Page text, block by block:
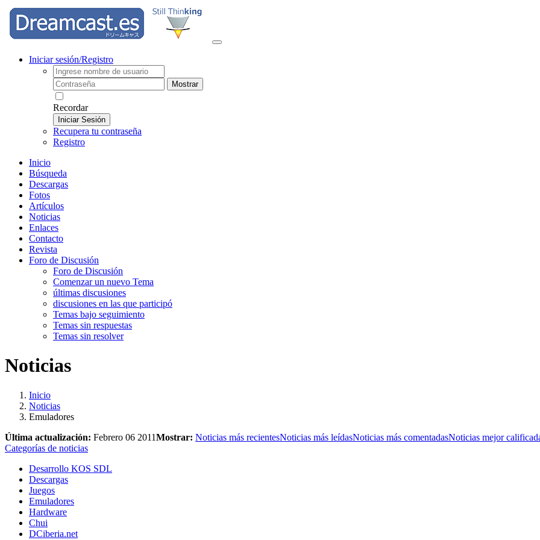
Iniciar sesión/Registro
Mostrar
Recordar
Iniciar Sesión
Recupera tu contraseña
Registro
Inicio
Búsqueda
Descargas
Fotos
Artículos
Noticias
Enlaces
Contacto
Revista
Foro de Discusión
Foro de Discusión
Comenzar un nuevo Tema
últimas discusiones
discusiones en las que participó
Temas bajo seguimiento
Temas sin respuestas
Temas sin resolver
Noticias
Inicio
Noticias
Emuladores
Última actualización: Febrero 06 2011Mostrar: Noticias más recientesNoticias más leídasNoticias más comentadasNoticias mejor
Categorías de noticias
Desarrollo KOS SDL
Descargas
Juegos
Emuladores
Hardware
Chui
DCiberia.net